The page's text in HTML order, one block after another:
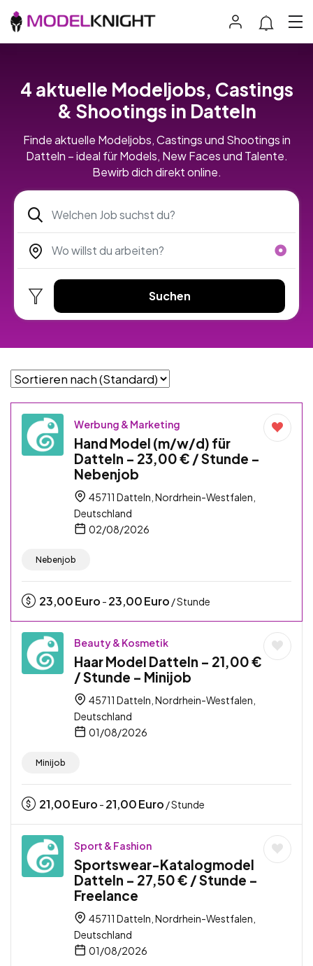
4 aktuelle Modeljobs, Castings
& Shootings in Datteln
Finde aktuelle Modeljobs, Castings und Shootings in
Datteln – ideal für Models, New Faces und Talente.
Bewirb dich direkt online.
Suchen
Werbung & Marketing
Hand Model (m/w/d) für
Datteln – 23,00 € / Stunde –
Nebenjob
45711 Datteln, Nordrhein-Westfalen,
Deutschland
02/08/2026
Nebenjob
23,00Euro - 23,00Euro / Stunde
Beauty & Kosmetik
Haar Model Datteln – 21,00 €
/ Stunde – Minijob
45711 Datteln, Nordrhein-Westfalen,
Deutschland
01/08/2026
Minijob
21,00Euro - 21,00Euro / Stunde
Sport & Fashion
Sportswear-Katalogmodel
Datteln – 27,50 € / Stunde –
Freelance
45711 Datteln, Nordrhein-Westfalen,
Deutschland
01/08/2026